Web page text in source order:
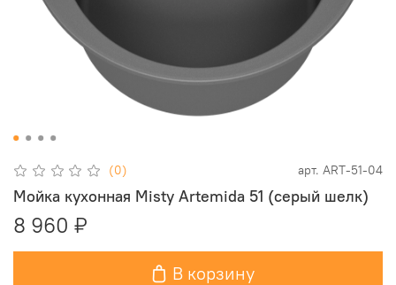
(0) арт. ART-51-04
Мойка кухонная Misty Artemida 51 (серый шелк)
8 960 ₽
В корзину